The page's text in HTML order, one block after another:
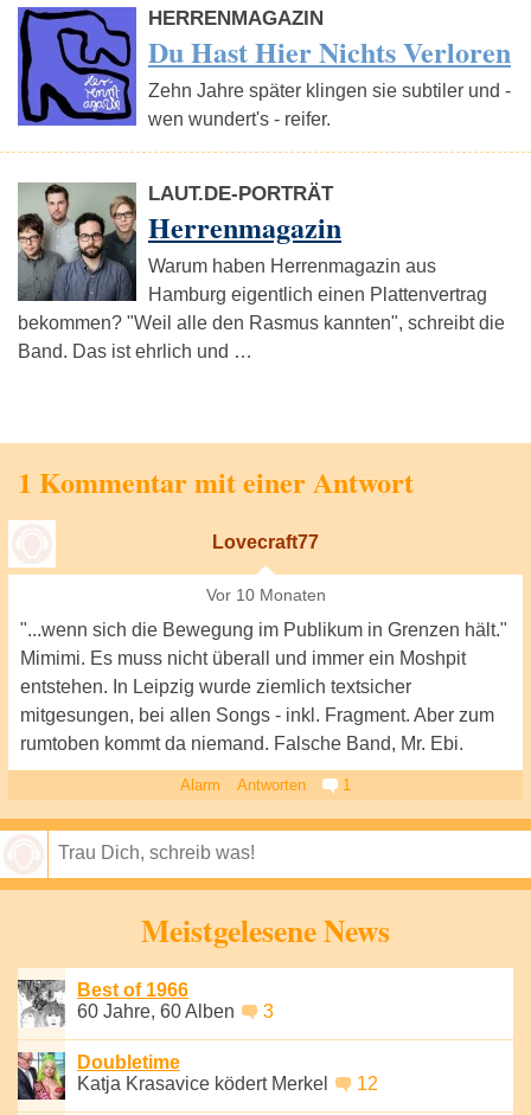
HERRENMAGAZIN
Du Hast Hier Nichts Verloren
Zehn Jahre später klingen sie subtiler und -
wen wundert's - reifer.
LAUT.DE-PORTRÄT
Herrenmagazin
Warum haben Herrenmagazin aus
Hamburg eigentlich einen Plattenvertrag
bekommen? "Weil alle den Rasmus kannten", schreibt die
Band. Das ist ehrlich und …
1 Kommentar mit einer Antwort
Lovecraft77
Vor 10 Monaten
"...wenn sich die Bewegung im Publikum in Grenzen hält."
Mimimi. Es muss nicht überall und immer ein Moshpit
entstehen. In Leipzig wurde ziemlich textsicher
mitgesungen, bei allen Songs - inkl. Fragment. Aber zum
rumtoben kommt da niemand. Falsche Band, Mr. Ebi.
Alarm Antworten 1
Meistgelesene News
Best of 1966
60 Jahre, 60 Alben
3
Doubletime
Katja Krasavice ködert Merkel
12